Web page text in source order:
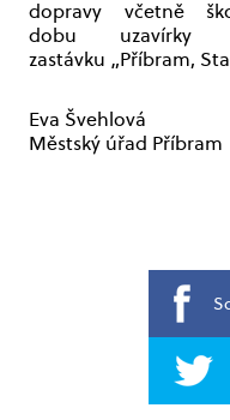
dopravy včetně
dobu uzavírky
zastávku „Příbram,
Eva Švehlová
Městský úřad Příbram